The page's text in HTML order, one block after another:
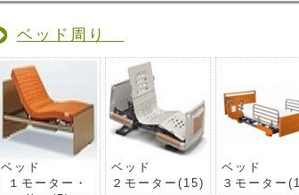
ベッド周り
ベッド
１モーター・
ベッド
２モーター (15)
ベッ
３モーター